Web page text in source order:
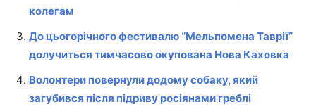
колегам
До цьогорічного фестивалю “Мельпомена Таврії”
долучиться тимчасово окупована Нова Каховка
Волонтери повернули додому собаку, який
загубився після підриву росіянами греблі